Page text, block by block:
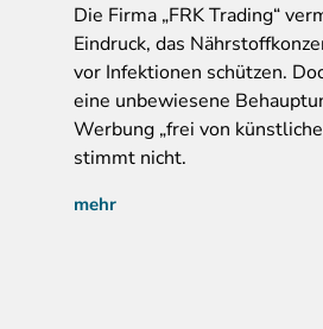
Die Firma „FRK Trading“
Eindruck, das
vor Infektionen schützen.
eine unbewiesene
Werbung „frei von
stimmt nicht.
mehr